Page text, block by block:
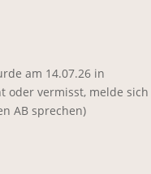
am 14.07.26 in
oder vermisst, melde sich
AB sprechen)